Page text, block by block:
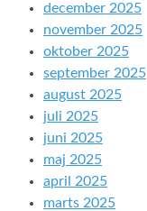
december 2025
november 2025
oktober 2025
september 2025
august 2025
juli 2025
juni 2025
maj 2025
april 2025
marts 2025